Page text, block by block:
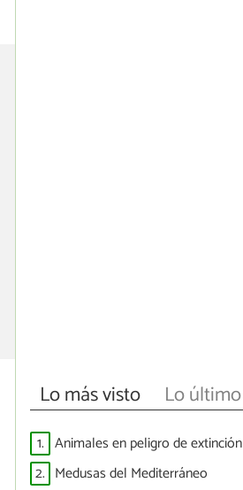
Lo más visto Lo último
1. Animales en peligro de extinción
2. Medusas del Mediterráneo